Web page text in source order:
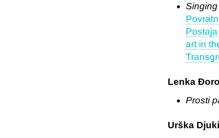
art in
Lenka
Prosti
Urška